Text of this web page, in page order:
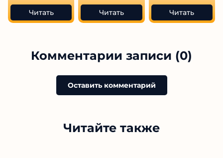
Читать Читать Читать
Комментарии записи (0)
Оставить комментарий
Читайте также